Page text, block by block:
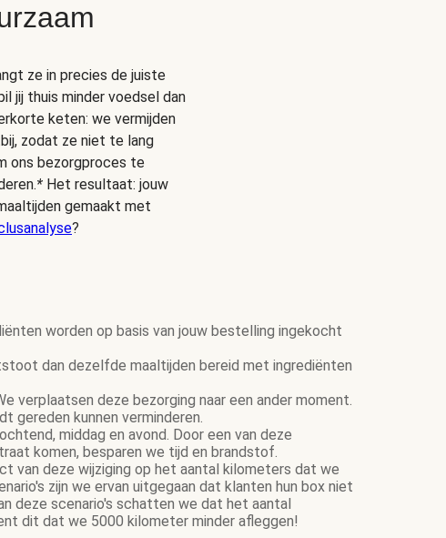
ze in precies de juiste
jij thuis minder voedsel dan
keten: we vermijden
zodat ze niet te lang
ons bezorgproces te
* Het resultaat: jouw
gemaakt met
?
worden op basis van jouw bestelling ingekocht
dan dezelfde maaltijden bereid met ingrediënten
verplaatsen deze bezorging naar een ander moment.
gereden kunnen verminderen.
middag en avond. Door een van deze
komen, besparen we tijd en brandstof.
van deze wijziging op het aantal kilometers dat we
zijn we ervan uitgegaan dat klanten hun box niet
deze scenario's schatten we dat het aantal
dit dat we 5000 kilometer minder afleggen!